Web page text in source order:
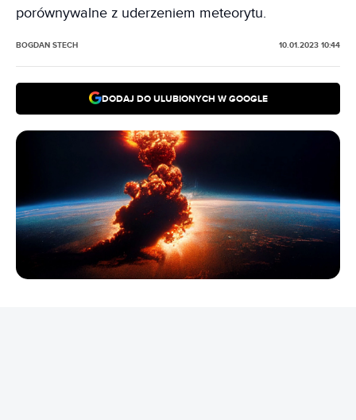
porównywalne z uderzeniem meteorytu.
BOGDAN STECH 10.01.2023 10:44
DODAJ DO ULUBIONYCH W GOOGLE